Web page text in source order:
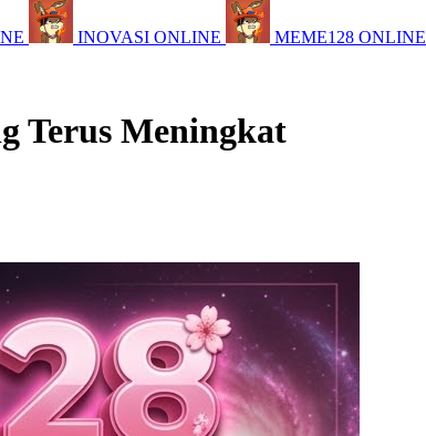
INOVASI ONLINE MEME128 ONLINE
Terus Meningkat